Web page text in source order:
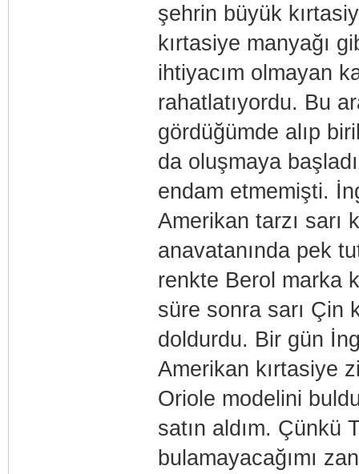
şehrin büyük
kırtasiye manyağı
ihtiyacım olmayan
rahatlatıyordu. Bu
gördüğümde alıp
da oluşmaya
endam etmemişti.
Amerikan tarzı sarı
anavatanında pek
renkte Berol marka
süre sonra sarı Çin
doldurdu. Bir gün
Amerikan kırtasiye
Oriole modelini
satın aldım. Çünkü
bulamayacağımı